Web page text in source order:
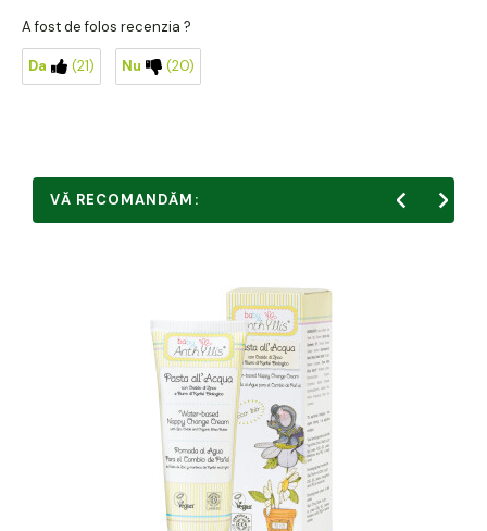
A fost de folos recenzia ?
Da (21) Nu (20)
VĂ RECOMANDĂM: